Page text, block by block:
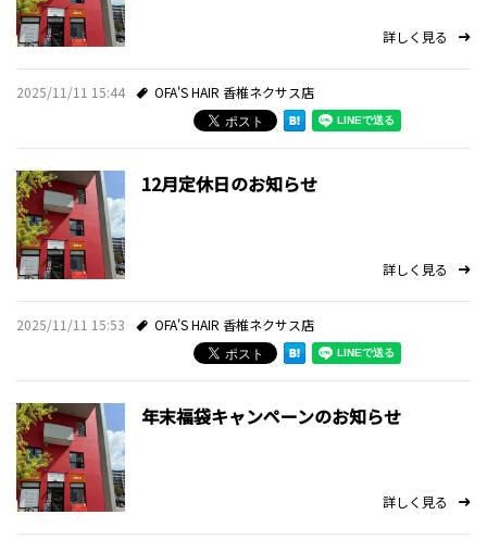
プライバシーポリシー
お問い合わせ・ご予約
お知らせ
スタッフブログ
詳しく見る
2025/11/11 15:44 OFA'S HAIR 香椎ネクサス店
12月定休日のお知らせ
詳しく見る
2025/11/11 15:53 OFA'S HAIR 香椎ネクサス店
年末福袋キャンペーンのお知らせ
詳しく見る